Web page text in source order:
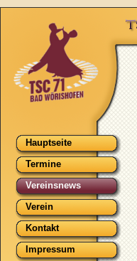
Hauptseite
Termine
Vereinsnews
Verein
Kontakt
Impressum